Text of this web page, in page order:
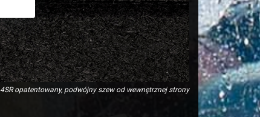
4SR opatentowany, podwójny szew od wewnętrznej strony